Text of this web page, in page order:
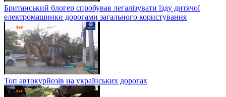
Британський блогер спробував легалізувати їзду дитячої
електромашинки дорогами загального користування
Топ автокурйозів на українських дорогах